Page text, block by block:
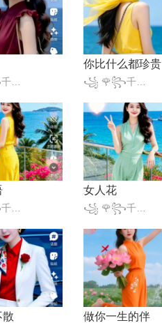
你比什么都珍贵
女人花
散 做你一生的伴